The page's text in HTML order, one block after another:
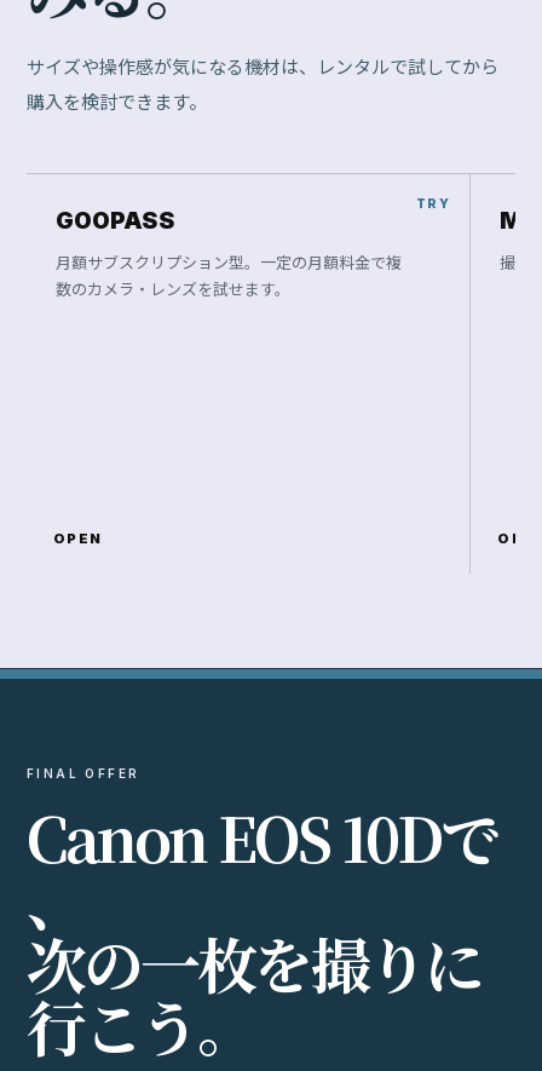
サイズや操作感が気になる機材は、レンタルで試してから
購入を検討できます。
GOOPASS
月額サブスクリプション型。一定の月額料金で複
数のカメラ・レンズを試せます。
OPEN
撮影
FINAL OFFER
CanonEOS10Dで
、
次の一枚を撮りに
行こう。